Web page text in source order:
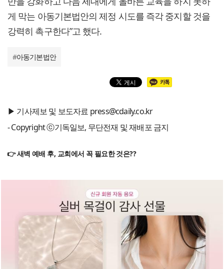
게 막는 아동기본법안의 제정 시도를 즉각 중지할 것을
강력히 촉구한다”고 했다.
#아동기본법안
▶ 기사제보 및 보도자료 press@cdaily.co.kr
- Copyright ⓒ기독일보, 무단전재 및 재배포 금지
👉 새벽 예배 후, 교회에서 꼭 필요한 것은??